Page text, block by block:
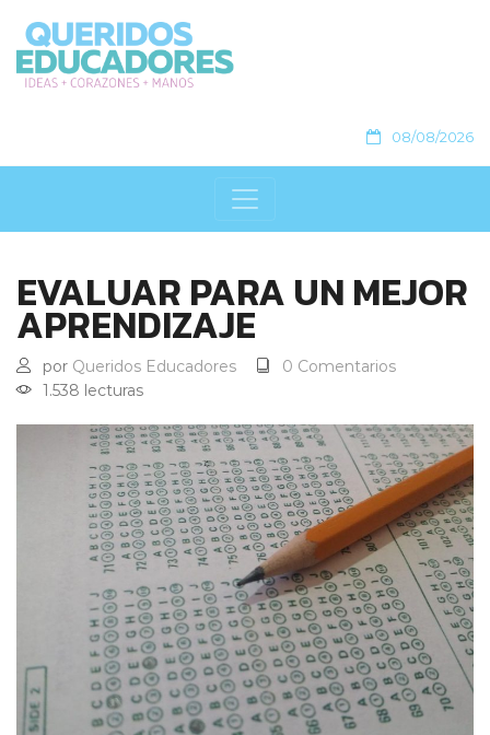
08/08/2026
EVALUAR PARA UN MEJOR
APRENDIZAJE
por Queridos Educadores
0 Comentarios
1.538 lecturas